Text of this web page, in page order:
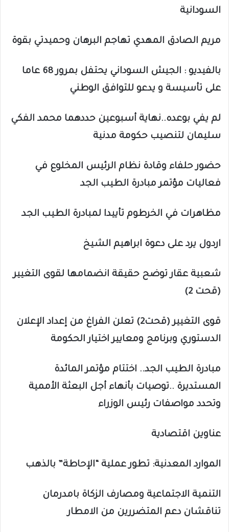
السودانية
مريم الصادق المهدي تهاجم البرهان وحميدتي بقوة
بالفيديو : الجيش السوداني يحتفل بمرور 68 عاما
على تأسيسة و يدعو للتوافق الوطني
لم يفي بوعده..نهاية أسبوعين حددهما محمد الفكي
سليمان لتنصيب حكومة مدنية
حضور حلفاء وقادة نظام الرئيس المخلوع في
فعاليات مؤتمر مبادرة الطيب الجد
مظاهرات في الخرطوم تأييدا لمبادرة الطيب الجد
اردول يرد على دعوة ابراهيم الشيخ
شعبية عقار توضح حقيقة انضمامها لقوى التغيير
(قحت 2)
قوى التغيير (قحت2) تعلن الفراغ من إعداد الإعلان
الدستوري وبرنامج ومعايير اختيار الحكومة
مبادرة الطيب الجد.. اختتام مؤتمر المائدة
المستديرة ..توصيات بأنهاء أجل البعثة الأممية
وتحدد مواصفات رئيس الوزراء
عناوين اقتصادية
الموارد المعدنية: تطور عملية “الإحاطة” بالذهب
التنمية الاجتماعية ومصارف الزكاة بامدرمان
تناقشان دعم المتضررين من الامطار